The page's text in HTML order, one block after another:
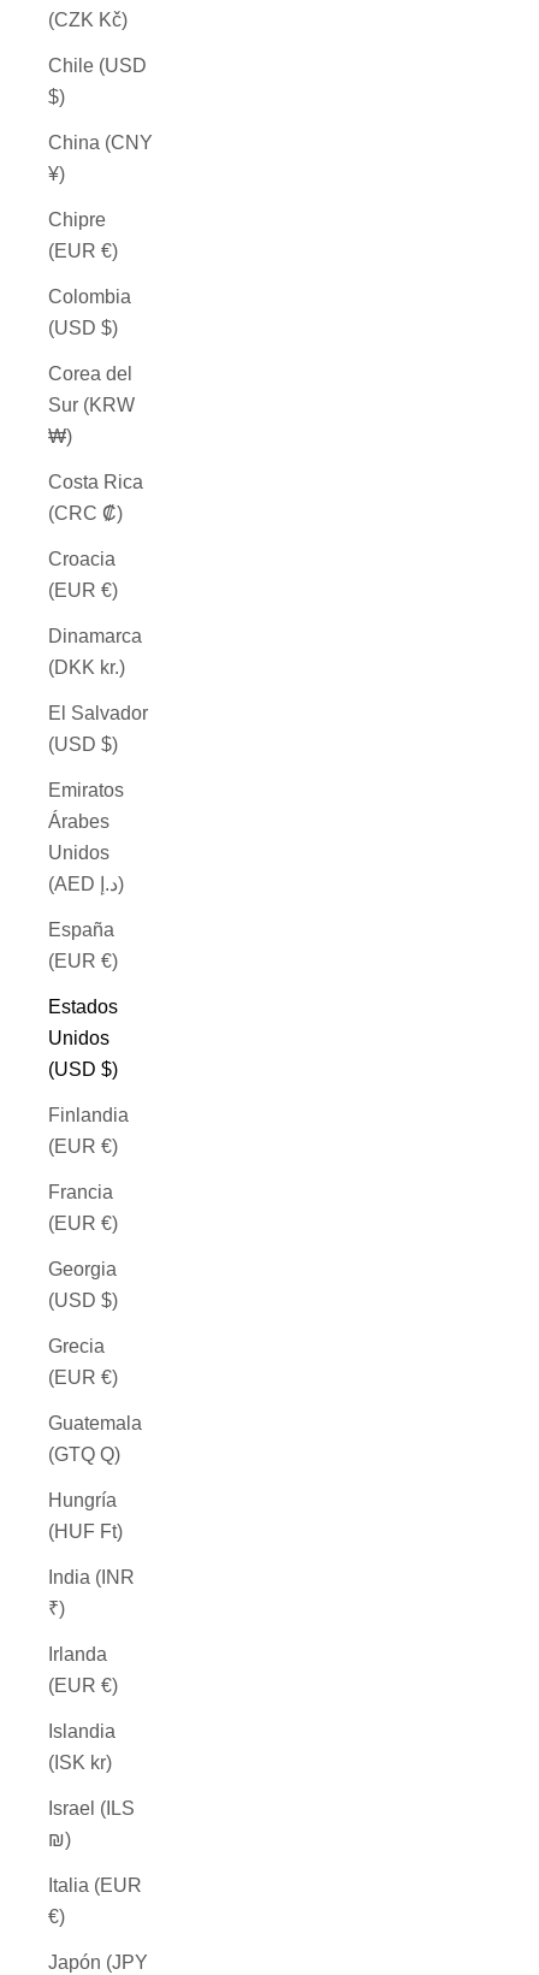
(CZK Kč)
Chile (USD
$)
China (CNY
¥)
Chipre
(EUR €)
Colombia
(USD $)
Corea del
Sur (KRW
₩)
Costa Rica
(CRC ₡)
Croacia
(EUR €)
Dinamarca
(DKK kr.)
El Salvador
(USD $)
Emiratos
Árabes
Unidos
(AED د.إ)
España
(EUR €)
Estados
Unidos
(USD $)
Finlandia
(EUR €)
Francia
(EUR €)
Georgia
(USD $)
Grecia
(EUR €)
Guatemala
(GTQ Q)
Hungría
(HUF Ft)
India (INR
₹)
Irlanda
(EUR €)
Islandia
(ISK kr)
Israel (ILS
₪)
Italia (EUR
€)
Japón (JPY